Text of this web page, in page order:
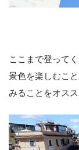
ここまで登って
景色を楽しむこ
みることをオスス